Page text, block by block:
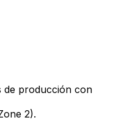
de producción con
2).